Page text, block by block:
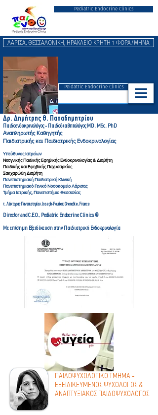
Pediatric Endocrine Clinics
ΛΑΡΙΣΑ, ΘΕΣΣΑΛΟΝΙΚΗ, ΗΡΑΚΛΕΙΟ ΚΡΗΤΗ 1 ΦΟΡΑ/ΜΗΝΑ
Peidatric Endocrine Clinics
Δρ. Δημήτρης Θ. Παπαδημητρίου
Παιδοενδοκρινολόγος - Παιδοδιαβητολόγος MD, MSc, PhD
Αναπληρωτής Καθηγητής
Παιδιατρικής και Παιδιατρικής Ενδοκρινολογίας
Υπεύθυνος Ιατρείων
Νεογνικής Παιδικής Εφηβικής Ενδοκρινολογίας & Διαβήτη
Παιδικής και Εφηβικής Παχυσαρκίας
Σακχαρώδη Διαβήτη
Πανεπιστημιακή Παιδιατρική Κλινική
Πανεπιστημιακό Γενικό Νοσοκομείο Λάρισας
Τμήμα Ιατρικής, Πανεπιστήμιο Θεσσαλίας
τ. Λέκτορας Πανεπιστημίου Joseph-Fourier, Grenoble, France
Director and C.E.O., Pediatric Endocrine Clinics ®
Με επίσημη Εξειδίκευση στην Παιδιατρική Ενδοκρινολογία
ΠΑΙΔΟΨΥΧΟΛΟΓΙΚΟ ΤΜΗΜΑ -
ΕΞΕΙΔΙΚΕΥΜΕΝΟΣ ΨΥΧΟΛΟΓΟΣ &
ΑΝΑΠΤΥΞΙΑΚΟΣ ΠΑΙΔΟΨΥΧΟΛΟΓΟΣ